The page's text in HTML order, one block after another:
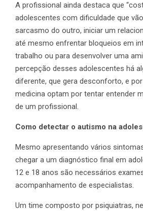
A profissional ainda destaca que
adolescentes com dificuldade que
sarcasmo do outro, iniciar um
até mesmo enfrentar bloqueios em
trabalho ou para desenvolver uma
percepção desses adolescentes há
diferente, que gera desconforto, e
medicina optam por tentar entender
de um profissional.
Como detectar o autismo na
Mesmo apresentando vários
chegar a um diagnóstico final em
12 e 18 anos são necessários
acompanhamento de especialistas.
Um time composto por psiquiatras,